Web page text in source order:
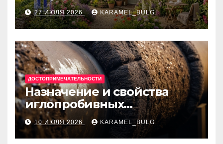
отдыха
27 ИЮЛЯ 2026 KARAMEL_BULG
ДОСТОПРИМЕЧАТЕЛЬНОСТИ
Назначение и свойства
иглопробивных
базальтовых огнеупорных
матов
10 ИЮЛЯ 2026 KARAMEL_BULG